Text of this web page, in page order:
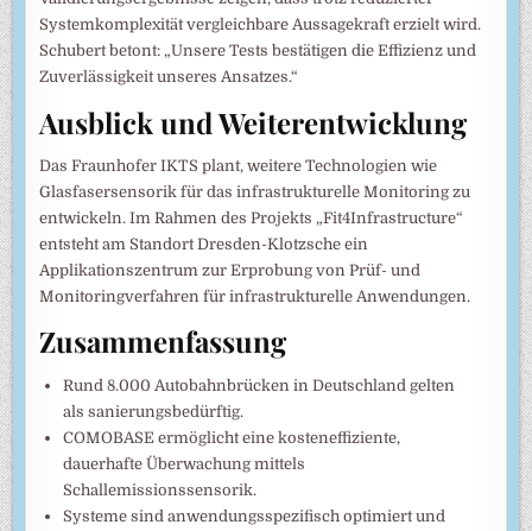
Systemkomplexität vergleichbare Aussagekraft erzielt wird.
Schubert betont: „Unsere Tests bestätigen die Effizienz und
Zuverlässigkeit unseres Ansatzes.“
Ausblick und Weiterentwicklung
Das Fraunhofer IKTS plant, weitere Technologien wie
Glasfasersensorik für das infrastrukturelle Monitoring zu
entwickeln. Im Rahmen des Projekts „Fit4Infrastructure“
entsteht am Standort Dresden-Klotzsche ein
Applikationszentrum zur Erprobung von Prüf- und
Monitoringverfahren für infrastrukturelle Anwendungen.
Zusammenfassung
Rund 8.000 Autobahnbrücken in Deutschland gelten
als sanierungsbedürftig.
COMOBASE ermöglicht eine kosteneffiziente,
dauerhafte Überwachung mittels
Schallemissionssensorik.
Systeme sind anwendungsspezifisch optimiert und